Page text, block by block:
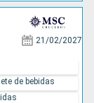
21/02/2027
de bebidas